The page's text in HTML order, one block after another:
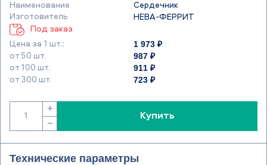
Наименование
Сердечник
Изготовитель
НЕВА-ФЕРРИТ
Под заказ
Цена за 1 шт.:
1 973 ₽
от 50 шт. 987 ₽
от 100 шт. 911 ₽
от 300 шт. 723 ₽
−
+
Купить
Технические параметры